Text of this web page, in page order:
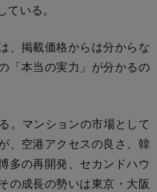
いる。
、掲載価格からは分からな
「本当の実力」が分かるの
。マンションの市場として
、空港アクセスの良さ、韓
多の再開発、セカンドハウ
の成長の勢いは東京・大阪